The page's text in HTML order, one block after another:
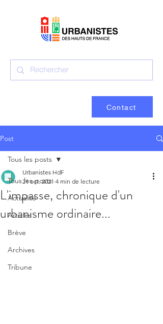
Contact
Post
Tous les posts
Actualité
Articles
Brève
Archives
Tribune
Tous les posts
L'impasse, chronique d'un
urbanisme ordinaire...
Urbanistes HdF
21 oct. 2021 4 min de lecture